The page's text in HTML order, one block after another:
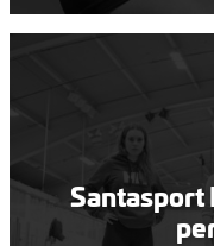
Santasport